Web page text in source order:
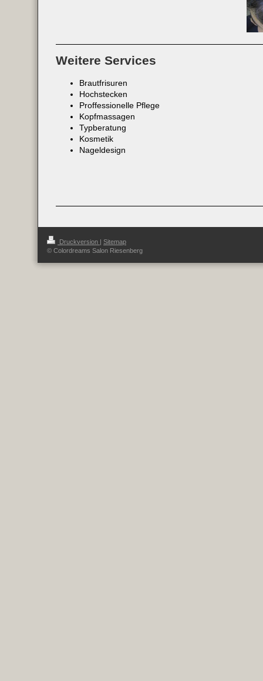
Weitere Services
Brautfrisuren
Hochstecken
Proffessionelle Pflege
Kopfmassagen
Typberatung
Kosmetik
Nageldesign
Druckversion | Sitemap
© Colordreams Salon Riesenberg